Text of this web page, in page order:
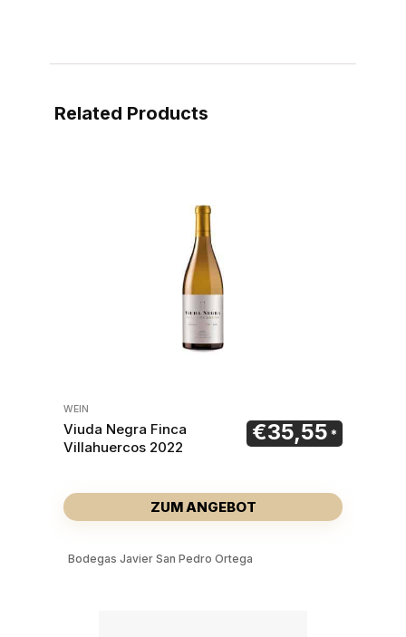
Related Products
WEIN
Viuda Negra Finca
Villahuercos 2022
€35,55
ZUM ANGEBOT
Bodegas Javier San Pedro Ortega